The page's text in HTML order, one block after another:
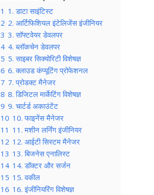
1 1. डाटा साइंटिस्ट
2 2. आर्टिफिशियल इंटेलिजेंस इंजीनियर
3 3. सॉफ्टवेयर डेवलपर
4 4. ब्लॉकचेन डेवलपर
5 5. साइबर सिक्योरिटी विशेषज्ञ
6 6. क्लाउड कंप्यूटिंग प्रोफेशनल
7 7. प्रोडक्ट मैनेजर
8 8. डिजिटल मार्केटिंग विशेषज्ञ
9 9. चार्टर्ड अकाउंटेंट
10 10. फाइनेंस मैनेजर
11 11. मशीन लर्निंग इंजीनियर
12 12. आईटी सिस्टम मैनेजर
13 13. बिजनेस एनालिस्ट
14 14. डॉक्टर और सर्जन
15 15. वकील
16 16. इंजीनियरिंग विशेषज्ञ